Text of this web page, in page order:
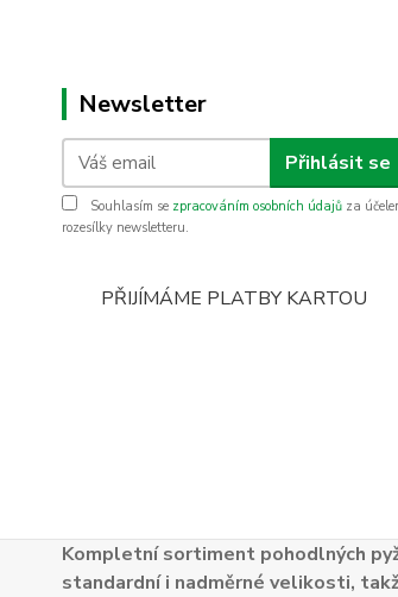
Newsletter
Přihlásit se
Souhlasím se zpracováním osobních údajů za
rozesílky newsletteru.
PŘIJÍMÁME PLATBY KARTOU
Kompletní sortiment pohodlných
standardní i nadměrné velikosti,